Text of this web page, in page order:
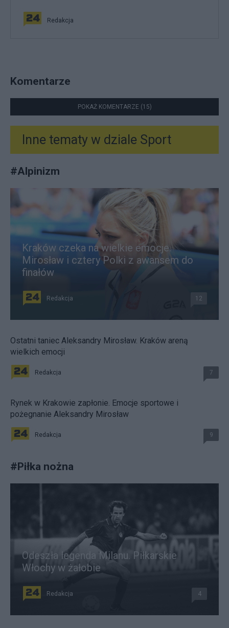
Redakcja
Komentarze
POKAŻ KOMENTARZE (15)
Inne tematy w dziale Sport
#Alpinizm
Kraków czeka na wielkie emocje.
Mirosław i cztery Polki z awansem do
finałów
Redakcja 12
Ostatni taniec Aleksandry Mirosław. Kraków areną
wielkich emocji
Redakcja 7
Rynek w Krakowie zapłonie. Emocje sportowe i
pożegnanie Aleksandry Mirosław
Redakcja 9
#Piłka nożna
Odeszła legenda Milanu. Piłkarskie
Włochy w żałobie
Redakcja 4